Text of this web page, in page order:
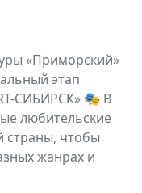
«Приморский»
этап
СИБИРСК» 🎭 В
любительские
страны, чтобы
жанрах и